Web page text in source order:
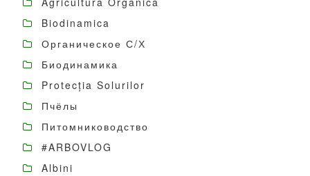
Biodinamica
Органическое С/Х
Биодинамика
Protecția Solurilor
Пчёлы
Питомниководство
#ARBOVLOG
Albini